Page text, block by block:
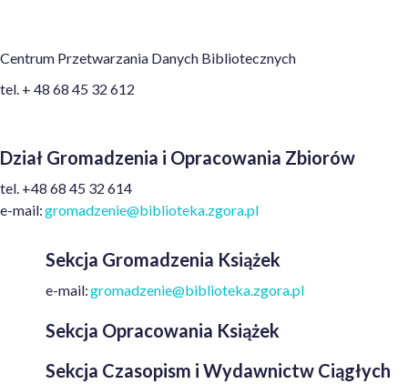
Centrum Przetwarzania Danych Bibliotecznych
tel. + 48 68 45 32 612
Dział Gromadzenia i Opracowania Zbiorów
tel. +48 68 45 32 614
e-mail:gromadzenie@biblioteka.zgora.pl
Sekcja Gromadzenia Książek
e-mail:gromadzenie@biblioteka.zgora.pl
Sekcja Opracowania Książek
Sekcja Czasopism i Wydawnictw Ciągłych